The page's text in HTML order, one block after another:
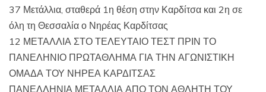
37 Μετάλλια, σταθερά 1η θέση στην Καρδίτσα και 2η σε
όλη τη Θεσσαλία ο Νηρέας Καρδίτσας
12 ΜΕΤΑΛΛΙΑ ΣΤΟ ΤΕΛΕΥΤΑΙΟ ΤΕΣΤ ΠΡΙΝ ΤΟ
ΠΑΝΕΛΗΝΙΟ ΠΡΩΤΑΘΛΗΜΑ ΓΙΑ ΤΗΝ ΑΓΩΝΙΣΤΙΚΗ
ΟΜΑΔΑ ΤΟΥ ΝΗΡΕΑ ΚΑΡΔΙΤΣΑΣ
ΠΑΝΕΛΛΗΝΙΑ ΜΕΤΑΛΛΙΑ ΑΠΟ ΤΟΝ ΑΘΛΗΤΗ ΤΟΥ